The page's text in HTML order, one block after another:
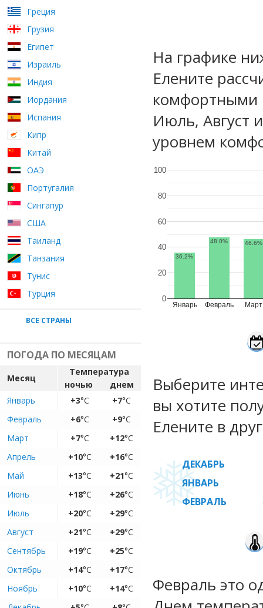
Греция
Грузия
Египет
Израиль
Индия
Иордания
Испания
Кипр
Китай
ОАЭ
Португалия
Сингапур
США
Таиланд
Танзания
Тунис
Турция
ВСЕ СТРАНЫ
ПОГОДА ПО МЕСЯЦАМ
Месяц
Температура
ночью
днем
Январь
+3°C +7°C
Февраль
+6°C +9°C
Март
+7°C +12°C
Апрель
+10°C +16°C
Май
+13°C +21°C
Июнь
+18°C +26°C
Июль
+20°C +29°C
Август
+21°C +29°C
Сентябрь
+19°C +25°C
Октябрь
+14°C +17°C
Ноябрь
+10°C +14°C
На графике
Елените
комфортными
Июль, Август
уровнем
Январь Февраль Март
0
20
40
60
80
100
36.2%
48.0% 46.6%
Выберите
вы хотите
Елените в
ДЕКАБРЬ
ЯНВАРЬ
ФЕВРАЛЬ
Февраль это